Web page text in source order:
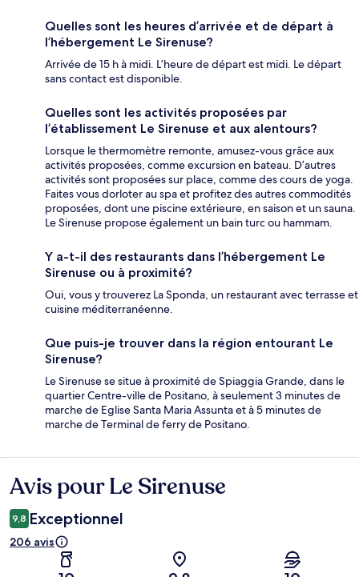
Quelles sont les heures d’arrivée et de départ à
l’hébergement Le Sirenuse?
Arrivée de 15 h à midi. L’heure de départ est midi. Le départ
sans contact est disponible.
Quelles sont les activités proposées par
l’établissement Le Sirenuse et aux alentours?
Lorsque le thermomètre remonte, amusez-vous grâce aux
activités proposées, comme excursion en bateau. D’autres
activités sont proposées sur place, comme des cours de yoga.
Faites vous dorloter au spa et profitez des autres commodités
proposées, dont une piscine extérieure, en saison et un sauna.
Le Sirenuse propose également un bain turc ou hammam.
Y a-t-il des restaurants dans l’hébergement Le
Sirenuse ou à proximité?
Oui, vous y trouverez La Sponda, un restaurant avec terrasse et
cuisine méditerranéenne.
Que puis-je trouver dans la région entourant Le
Sirenuse?
Le Sirenuse se situe à proximité de Spiaggia Grande, dans le
quartier Centre-ville de Positano, à seulement 3 minutes de
marche de Eglise Santa Maria Assunta et à 5 minutes de
marche de Terminal de ferry de Positano.
Avis
Avis pour Le Sirenuse
9,8 Exceptionnel
206 avis